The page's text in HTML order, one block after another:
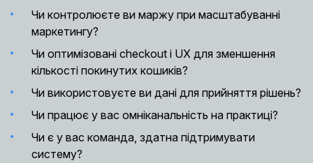
Чи контролюєте ви маржу при масштабуванні
маркетингу?
Чи оптимізовані checkout і UX для зменшення
кількості покинутих кошиків?
Чи використовуєте ви дані для прийняття рішень?
Чи працює у вас омніканальність на практиці?
Чи є у вас команда, здатна підтримувати
систему?